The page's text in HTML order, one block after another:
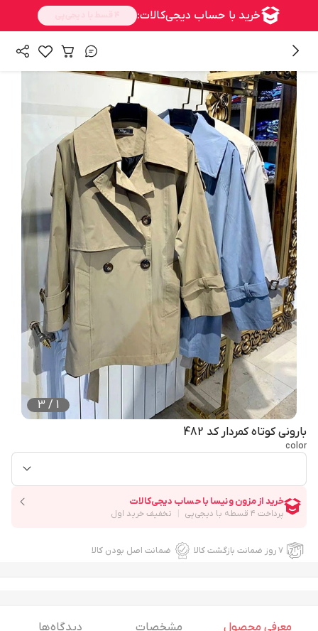
1
/
3
بارونی کوتاه کمردار کد 482
color
۷ روز ضمانت بازگشت کالا ضمانت اصل بودن کالا
معرفی محصول مشخصات
دیدگاه ها